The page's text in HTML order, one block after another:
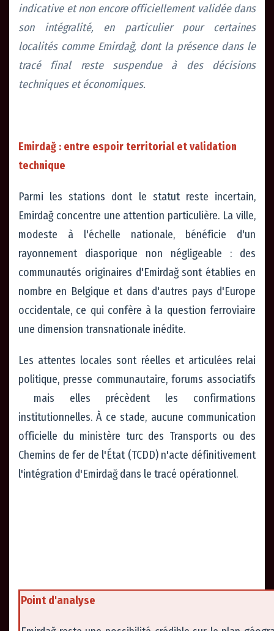
indicative et non encore officiellement validée dans
son intégralité, en particulier pour certaines
localités comme Emirdağ, dont la présence dans le
tracé final reste suspendue à des décisions
techniques et économiques.
Emirdağ : entre espoir territorial et validation
technique
Parmi les stations dont le statut reste incertain,
Emirdağ concentre une attention particulière. La ville,
modeste à l'échelle nationale, bénéficie d'un
rayonnement diasporique non négligeable : des
communautés originaires d'Emirdağ sont établies en
nombre en Belgique et dans d'autres pays d'Europe
occidentale, ce qui confère à la question ferroviaire
une dimension transnationale inédite.
Les attentes locales sont réelles et articulées relai
politique, presse communautaire, forums associatifs
mais elles précèdent les confirmations
institutionnelles. À ce stade, aucune communication
officielle du ministère turc des Transports ou des
Chemins de fer de l'État (TCDD) n'acte définitivement
l'intégration d'Emirdağ dans le tracé opérationnel.
Point d'analyse